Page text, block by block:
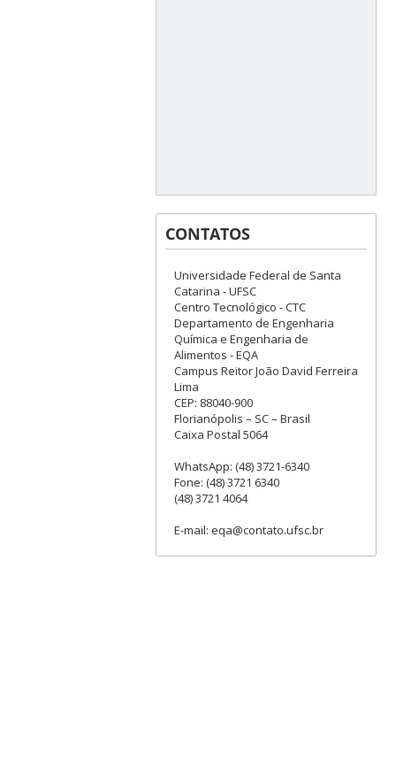
CONTATOS
Universidade Federal de Santa
Catarina - UFSC
Centro Tecnológico - CTC
Departamento de Engenharia
Química e Engenharia de
Alimentos - EQA
Campus Reitor João David Ferreira
Lima
CEP: 88040-900
Florianópolis – SC – Brasil
Caixa Postal 5064
WhatsApp: (48) 3721-6340
Fone: (48) 3721 6340
(48) 3721 4064
E-mail: eqa@contato.ufsc.br